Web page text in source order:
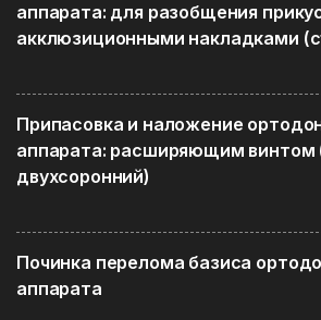
аппарата: для разобщения
акклюзиционными накладками
Припасовка и наложение
аппарата: расширяющим винтом
двухсоронний)
Починка перелома базиса
аппарата